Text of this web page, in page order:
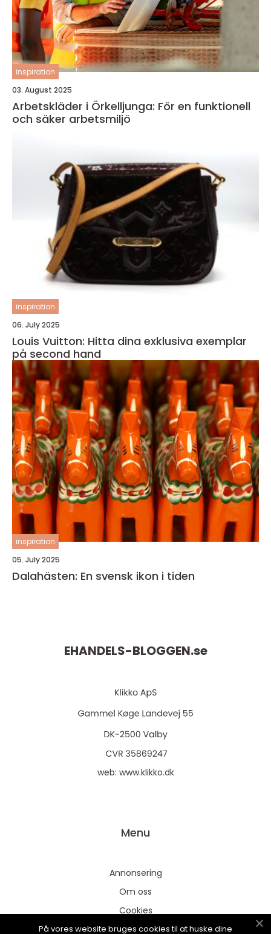
inspiration
03. August 2025
Arbetskläder i Örkelljunga: För en funktionell
och säker arbetsmiljö
inspiration
06. July 2025
Louis Vuitton: Hitta dina exklusiva exemplar
på second hand
inspiration
05. July 2025
Dalahästen: En svensk ikon i tiden
EHANDELS-BLOGGEN.se
web: www.klikko.dk
Menu
Annonsering
Om oss
Cookies
Kontakta oss
På vores website bruges cookies til at huske dine